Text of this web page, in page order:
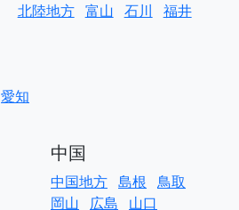
北陸地方 富山 石川 福井
愛知
中国
中国地方 島根 鳥取
岡山
広島 山口